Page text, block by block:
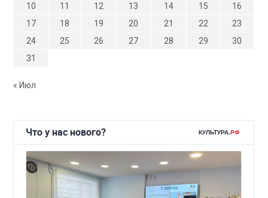
10
11 12 13 14 15
16
17
18 19 20 21 22
23
24
25 26 27 28 29
30
31
« Июл